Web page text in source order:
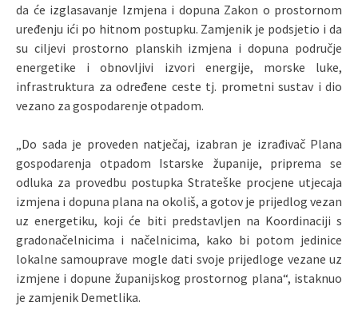
da će izglasavanje Izmjena i dopuna Zakon o prostornom
uređenju ići po hitnom postupku. Zamjenik je podsjetio i da
su ciljevi prostorno planskih izmjena i dopuna područje
energetike i obnovljivi izvori energije, morske luke,
infrastruktura za određene ceste tj. prometni sustav i dio
vezano za gospodarenje otpadom.
„Do sada je proveden natječaj, izabran je izrađivač Plana
gospodarenja otpadom Istarske županije, priprema se
odluka za provedbu postupka Strateške procjene utjecaja
izmjena i dopuna plana na okoliš, a gotov je prijedlog vezan
uz energetiku, koji će biti predstavljen na Koordinaciji s
gradonačelnicima i načelnicima, kako bi potom jedinice
lokalne samouprave mogle dati svoje prijedloge vezane uz
izmjene i dopune županijskog prostornog plana“, istaknuo
je zamjenik Demetlika.